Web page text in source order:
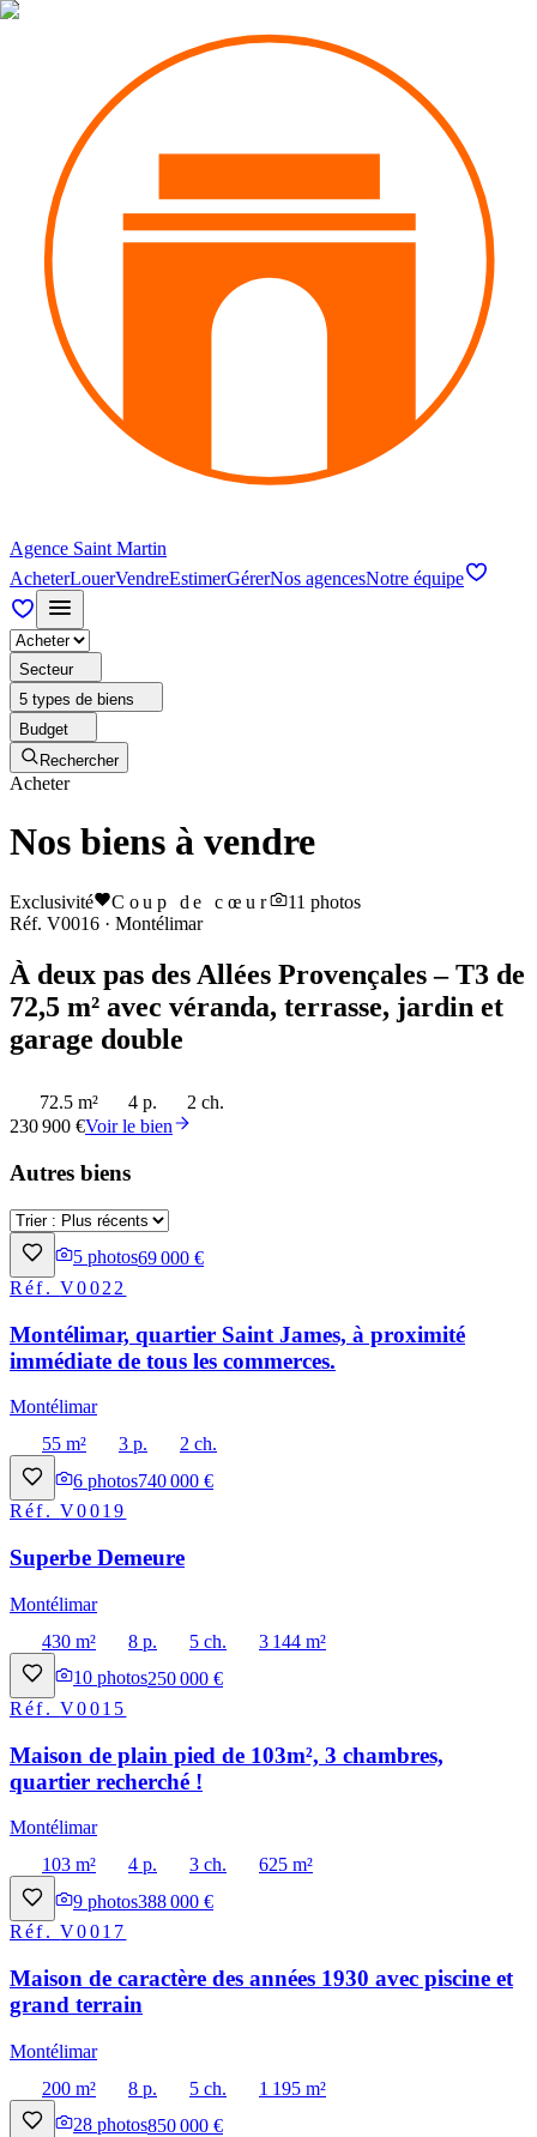
Agence Saint Martin
AcheterLouerVendreEstimerGérerNos agencesNotre équipe
Secteur
5 types de biens
Budget
Rechercher
Acheter
Nos biens à vendre
Exclusivité Coup de cœur 11 photos
Réf. V0016 · Montélimar
À deux pas des Allées Provençales – T3 de
72,5 m² avec véranda, terrasse, jardin et
garage double
72.5 m² 4 p.
2 ch.
230 900 €Voir le bien
Autres biens
5 photos69 000 €
Réf.V0022
Montélimar, quartier Saint James, à proximité
immédiate de tous les commerces.
Montélimar
55 m²
3 p.
2 ch.
6 photos740 000 €
Réf.V0019
Superbe Demeure
Montélimar
430 m²
8 p. 5 ch.
3 144 m²
10 photos250 000 €
Réf.V0015
Maison de plain pied de 103m², 3 chambres,
quartier recherché !
Montélimar
103 m²
4 p. 3 ch.
625 m²
9 photos388 000 €
Réf.V0017
Maison de caractère des années 1930 avec piscine et
grand terrain
Montélimar
200 m²
8 p. 5 ch.
1 195 m²
28 photos850 000 €